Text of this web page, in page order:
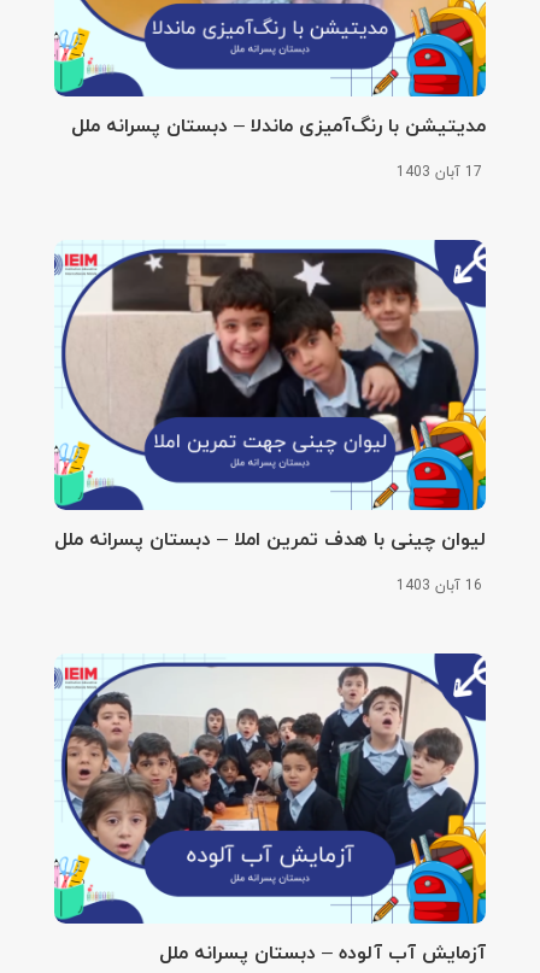
مدیتیشن با رنگ‌آمیزی ماندلا – دبستان پسرانه ملل
17 آبان 1403
لیوان چینی با هدف تمرین املا – دبستان پسرانه ملل
16 آبان 1403
آزمایش آب آلوده – دبستان پسرانه ملل